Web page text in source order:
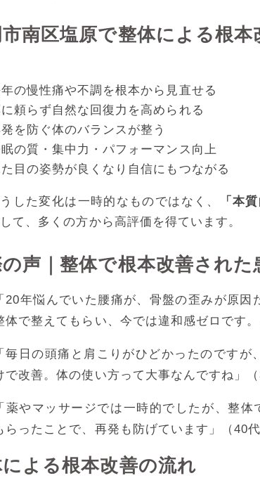
南区塩原で整体による根
の慢性痛や不調を根本から見直せる
頼らず自然な回復力を高められる
を防ぐ体のバランスが整う
眠の質・集中力・パフォーマンス向上
た目の姿勢が良くなり自信にもつながる
した変化は一時的なものではなく、 「本
て、多くの方から高評価を得ています。
声｜整体で根本改善された
「20年悩んでいた腰痛が、骨盤の歪みが原因
体で整えてもらい、今では違和感ゼロです。
「毎日の頭痛と肩こりがひどかったのですが
で改善。体の使い方って大事なんですね」（
「薬やマッサージでは一時的でしたが、整体
らったことで、再発も防げています」（40代
よる根本改善の流れ